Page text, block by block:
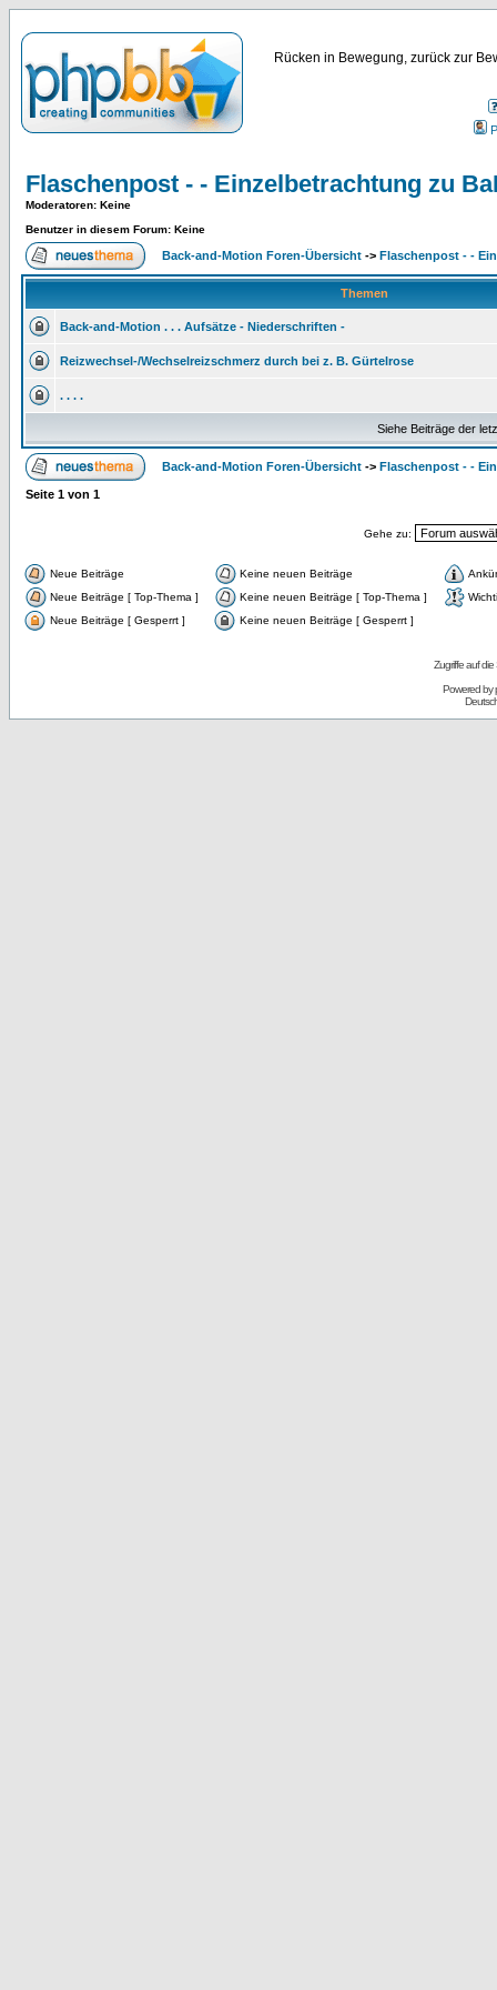
Rücken in Bewegung, zurück zur
Flaschenpost - - Einzelbetrachtung zu
Moderatoren: Keine
Benutzer in diesem Forum: Keine
Back-and-Motion Foren-Übersicht -> Flaschenpost - -
Themen
Back-and-Motion . . . Aufsätze - Niederschriften -
Reizwechsel-/Wechselreizschmerz durch bei z. B. Gürtelrose
. . . .
Siehe Beiträge der
Back-and-Motion Foren-Übersicht -> Flaschenpost - -
Seite 1 von 1
Gehe zu:
Neue Beiträge Keine neuen Beiträge
Neue Beiträge [ Top-Thema ]
Keine neuen Beiträge [ Top-Thema ]
Neue Beiträge [ Gesperrt ]
Keine neuen Beiträge [ Gesperrt ]
Zugriffe auf
Powered by